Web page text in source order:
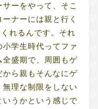
ーをやって、そこ
ナーには親と行く
れるんです。それ
学生時代ってファ
全盛期で、周囲もゲ
から親もそんなにゲ
理な制限をしない
いうかという感じで